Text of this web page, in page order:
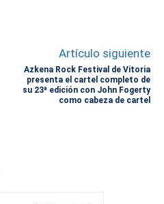
Artículo siguiente
Azkena Rock Festival de Vitoria
presenta el cartel completo de
su 23ª edición con John Fogerty
como cabeza de cartel